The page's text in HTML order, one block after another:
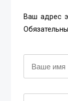
Ваш адрес